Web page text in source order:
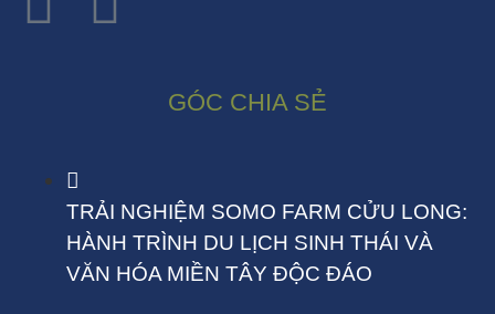
GÓC CHIA SẺ
TRẢI NGHIỆM SOMO FARM CỬU LONG:
HÀNH TRÌNH DU LỊCH SINH THÁI VÀ
VĂN HÓA MIỀN TÂY ĐỘC ĐÁO